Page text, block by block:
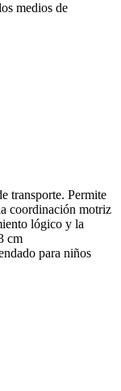
medios de
transporte. Permite
coordinación motriz
lógico y la
cm
para niños